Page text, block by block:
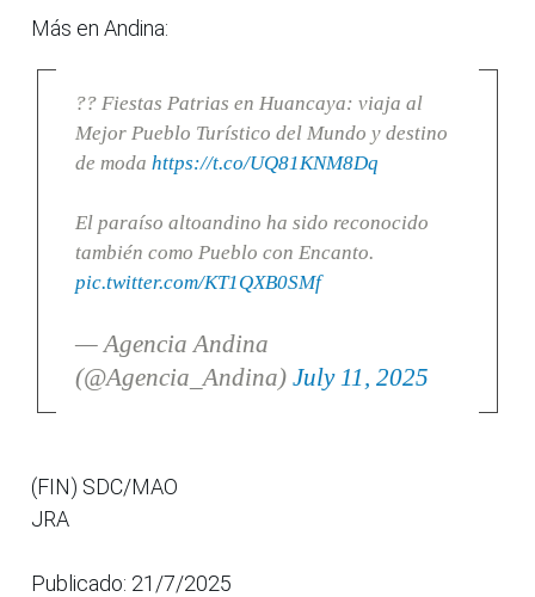
Más en Andina:
?? Fiestas Patrias en Huancaya: viaja al
Mejor Pueblo Turístico del Mundo y destino
de moda https://t.co/UQ81KNM8Dq
El paraíso altoandino ha sido reconocido
también como Pueblo con Encanto.
pic.twitter.com/KT1QXB0SMf
— Agencia Andina
(@Agencia_Andina) July 11, 2025
(FIN) SDC/MAO
JRA
Publicado: 21/7/2025